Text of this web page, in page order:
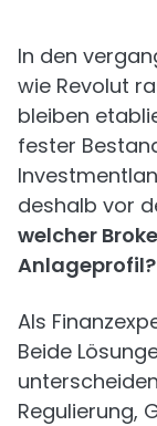
In den
wie Revolut
bleiben
fester
deshalb vor
welcher
Anlageprofil?
Als
Beide
Regulierung,